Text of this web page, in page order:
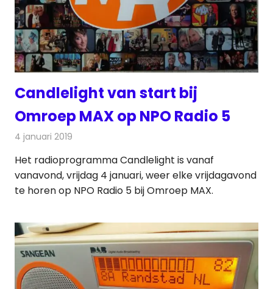
Candlelight van start bij
Omroep MAX op NPO Radio 5
4 januari 2019
Het radioprogramma Candlelight is vanaf
vanavond, vrijdag 4 januari, weer elke vrijdagavond
te horen op NPO Radio 5 bij Omroep MAX.